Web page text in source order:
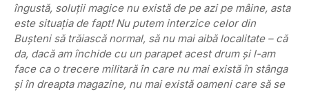
îngustă, soluţii magice nu există de pe azi pe mâine, asta
este situaţia de fapt! Nu putem interzice celor din
Buşteni să trăiască normal, să nu mai aibă localitate – că
da, dacă am închide cu un parapet acest drum şi l-am
face ca o trecere militară în care nu mai există în stânga
şi în dreapta magazine, nu mai există oameni care să se